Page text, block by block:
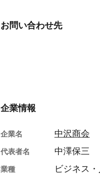
お問い合わせ先
企業情報
企業名 中沢商会
代表者名 中澤保三
業種 ビジネス